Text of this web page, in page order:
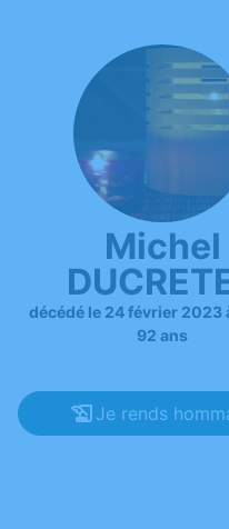
Michel
décédé le 24 février 2023
92 ans
Je rends